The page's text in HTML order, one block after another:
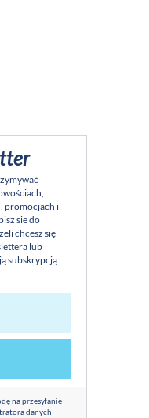
promocjach i
sie do
chcesz się
lub
subskrypcją
na przesyłanie
danych